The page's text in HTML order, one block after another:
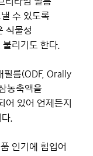
수 있도록
식물성
불리기도 한다.
필름(ODF, Orally
농축액을
어 있어 언제든지
.
인기에 힘입어